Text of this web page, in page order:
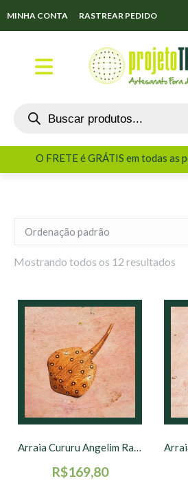
MINHA CONTA RASTREAR PEDIDO
O FRETE é GRÁTIS em todas as
O FRETE é GRÁTIS em todas as
Mostrando todos os 12 resultados
Arraia Cururu Angelim Rajado – 19 x 11 cm
R$169,80